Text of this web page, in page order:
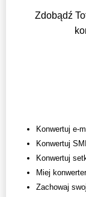
Zdobądź
Konwertuj e-
Konwertuj
Konwertuj
Miej
Zachowaj